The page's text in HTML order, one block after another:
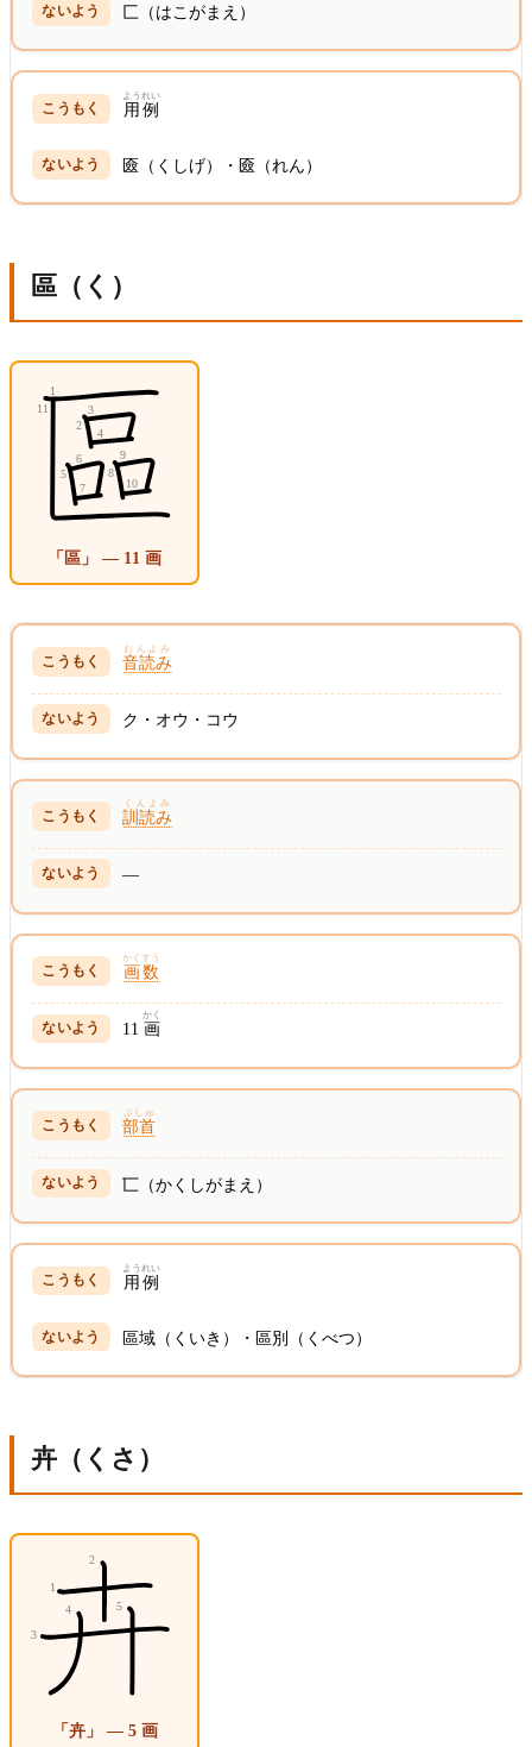
匚（はこがまえ）
用例
ようれい
匳（くしげ）・匳（れん）
區（く）
「區」 — 11 画
音読み
おんよみ
ク・オウ・コウ
訓読み
くんよみ
—
画数
かくすう
11 画
かく
部首
ぶしゅ
匸（かくしがまえ）
用例
ようれい
區域（くいき）・區別（くべつ）
卉（くさ）
「卉」 — 5 画